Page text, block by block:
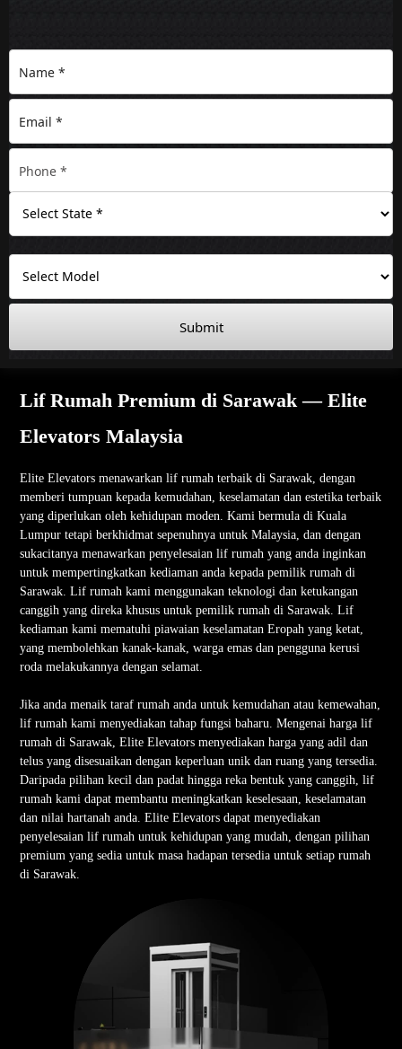
Submit
Lif Rumah Premium di Sarawak — Elite
Elevators Malaysia
Elite Elevators menawarkan lif rumah terbaik di Sarawak, dengan
memberi tumpuan kepada kemudahan, keselamatan dan estetika terbaik
yang diperlukan oleh kehidupan moden. Kami bermula di Kuala
Lumpur tetapi berkhidmat sepenuhnya untuk Malaysia, dan dengan
sukacitanya menawarkan penyelesaian lif rumah yang anda inginkan
untuk mempertingkatkan kediaman anda kepada pemilik rumah di
Sarawak. Lif rumah kami menggunakan teknologi dan ketukangan
canggih yang direka khusus untuk pemilik rumah di Sarawak. Lif
kediaman kami mematuhi piawaian keselamatan Eropah yang ketat,
yang membolehkan kanak-kanak, warga emas dan pengguna kerusi
roda melakukannya dengan selamat.
Jika anda menaik taraf rumah anda untuk kemudahan atau kemewahan,
lif rumah kami menyediakan tahap fungsi baharu. Mengenai harga lif
rumah di Sarawak, Elite Elevators menyediakan harga yang adil dan
telus yang disesuaikan dengan keperluan unik dan ruang yang tersedia.
Daripada pilihan kecil dan padat hingga reka bentuk yang canggih, lif
rumah kami dapat membantu meningkatkan keselesaan, keselamatan
dan nilai hartanah anda. Elite Elevators dapat menyediakan
penyelesaian lif rumah untuk kehidupan yang mudah, dengan pilihan
premium yang sedia untuk masa hadapan tersedia untuk setiap rumah
di Sarawak.